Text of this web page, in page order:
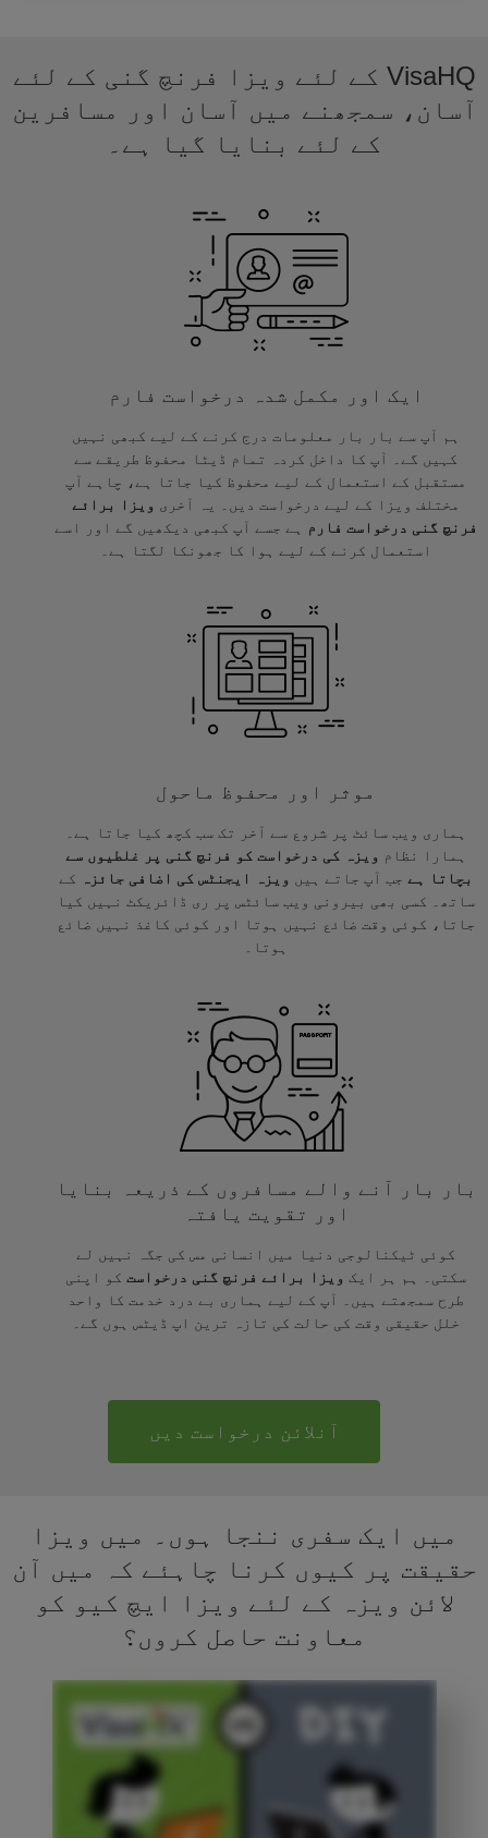
VisaHQ کے لئے ویزا فرنچ گنی کے لئے
آسان، سمجھنے میں آسان اور مسافرین
کے لئے بنایا گیا ہے۔
ایک اور مکمل شدہ درخواست فارم
ہم آپ سے بار بار معلومات درج کرنے کے لیے کبھی نہیں
کہیں گے۔ آپ کا داخل کردہ تمام ڈیٹا محفوظ طریقے سے
مستقبل کے استعمال کے لیے محفوظ کیا جاتا ہے، چاہے آپ
مختلف ویزا کے لیے درخواست دیں۔ یہ آخری ویزا برائے
فرنچ گنی درخواست فارم
ہے جسے آپ کبھی دیکھیں گے اور اسے
استعمال کرنے کے لیے ہوا کا جھونکا لگتا ہے۔
موثر اور محفوظ ماحول
ہماری ویب سائٹ پر شروع سے آخر تک سب کچھ کیا جاتا ہے۔
ہمارا نظام ویزہ کی درخواست کو فرنچ گنی پر غلطیوں سے
بچاتا ہے جب آپ جاتے ہیں ویزہ ایجنٹس کی اضافی جائزہ
کے
ساتھ۔ کسی بھی بیرونی ویب سائٹس پر ری ڈائریکٹ نہیں کیا
جاتا، کوئی وقت ضائع نہیں ہوتا اور کوئی کاغذ نہیں ضائع
ہوتا۔
بار بار آنے والے مسافروں کے ذریعہ بنایا
اور تقویت یافتہ
کوئی ٹیکنالوجی دنیا میں انسانی مس کی جگہ نہیں لے
سکتی۔ ہم ہر ایک ویزا برائے فرنچ گنی درخواست کو اپنی
طرح سمجھتے ہیں۔ آپ کے لیے ہماری بے درد خدمت کا واحد
خلل حقیقی وقت کی حالت کی تازہ ترین اپ ڈیٹس ہوں گے۔
آنلائن درخواست دیں
میں ایک سفری ننجا ہوں۔ میں ویزا
حقیقت پر کیوں کرنا چاہئے کہ میں آن
لائن ویزہ کے لئے ویزا ایچ کیو کو
معاونت حاصل کروں؟